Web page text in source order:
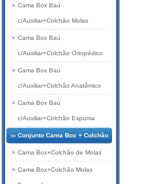
Cama Box Baú
c/Auxiliar+Colchão Molas
Cama Box Baú
c/Auxiliar+Colchão Ortopédico
Cama Box Baú
c/Auxiliar+Colchão Anatômico
Cama Box Baú
c/Auxiliar+Colchão Espuma
Conjunto Cama Box + Colchão
Cama Box+Colchão de Molas
Cama Box+Colchão Molas